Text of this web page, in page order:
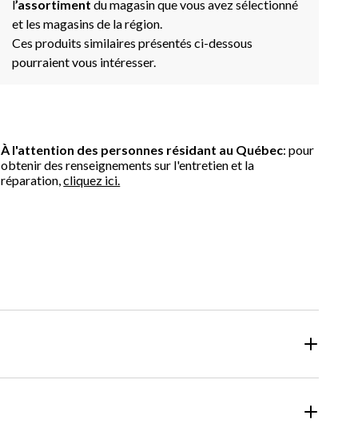
l’assortiment du magasin que vous avez sélectionné
et les magasins de la région.
Ces produits similaires présentés ci-dessous
pourraient vous intéresser.
À l'attention des personnes résidant au Québec: pour
obtenir des renseignements sur l'entretien et la
réparation,cliquez ici.